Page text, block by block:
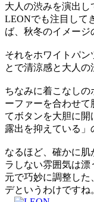
大人の渋みを演出し
LEONでも注目して
ば、秋冬のイメージ
それをホワイトパン
とで清涼感と大人の
ちなみに着こなしの
ーファーを合わせて
てボタンを大胆に開
露出を抑えている」
なるほど、確かに
ラしない雰囲気は
元で巧妙に調整し
デというわけですね